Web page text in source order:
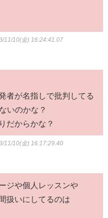
11/10(金) 16:24:41.07
者が名指しで批判してる
いのかな？
だからかな？
11/10(金) 16:17:29.40
ジや個人レッスンや
扱いにしてるのは